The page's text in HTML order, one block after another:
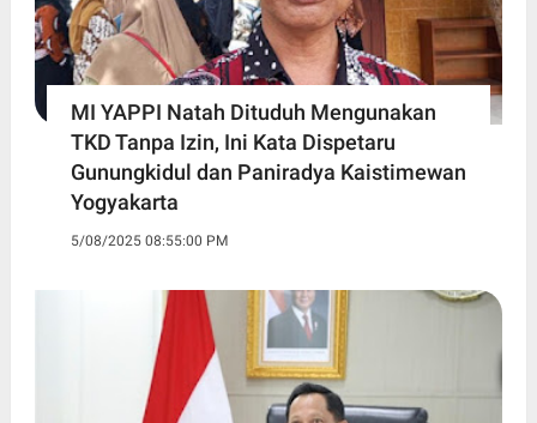
MI YAPPI Natah Dituduh Mengunakan
TKD Tanpa Izin, Ini Kata Dispetaru
Gunungkidul dan Paniradya Kaistimewan
Yogyakarta
5/08/2025 08:55:00 PM